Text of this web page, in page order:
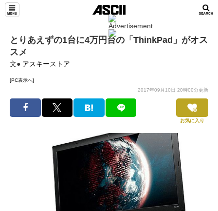
とりあえずの1台に4万円台の「ThinkPad」がオス
スメ
文● アスキーストア
[PC表示へ]
2017年09月10日 20時00分更新
お気に入り